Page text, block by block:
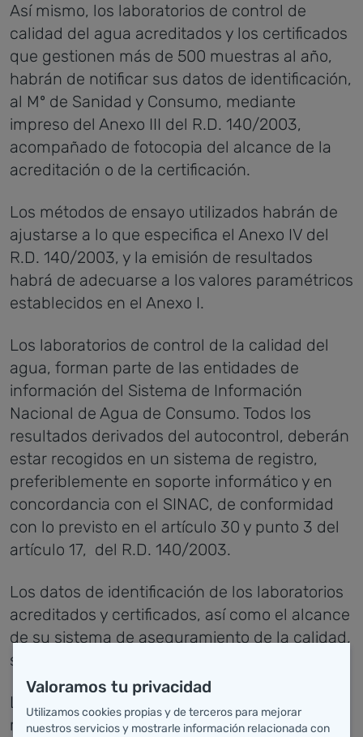
Así mismo, los laboratorios de control de
calidad del agua acreditados y los certificados
que gestionen más de 500 muestras al año,
habrán de notificar sus datos de identificación,
al Mº de Sanidad y Consumo, mediante
impreso del Anexo III del R.D. 140/2003,
acompañado de fotocopia del alcance de la
acreditación o de la certificación.
Los métodos de ensayo utilizados habrán de
ajustarse a lo que especifica el Anexo IV del
R.D. 140/2003, y la emisión de resultados
habrá de adecuarse a los valores paramétricos
establecidos en el Anexo I.
Los laboratorios de control de la calidad del
agua, forman parte de las entidades de
información del Sistema de Información
Nacional de Agua de Consumo. Todos los
resultados derivados del autocontrol, deberán
estar recogidos en un sistema de registro,
preferiblemente en soporte informático y en
concordancia con el SINAC, de conformidad
con lo previsto en el artículo 30 y punto 3 del
artículo 17, del R.D. 140/2003.
Los datos de identificación de los laboratorios
acreditados y certificados, así como el alcance
de su sistema de aseguramiento de la calidad,
serán de información pública.
La Dirección General de Salud Pública
mantendrá actualizada una lista de los
Valoramos tu privacidad
Utilizamos cookies propias y de terceros para mejorar
nuestros servicios y mostrarle información relacionada con